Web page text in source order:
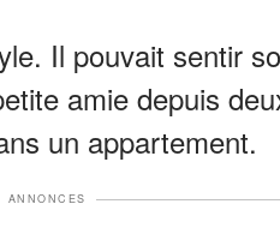
Il pouvait sentir
amie depuis
un appartement.
ANNONCES